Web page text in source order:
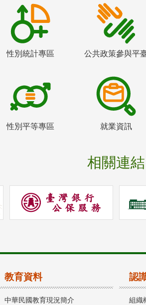
性別統計專區 公共政策參與平
性別平等專區 就業資訊
相關連結
教育資料
中華民國教育現況簡介
認
組織